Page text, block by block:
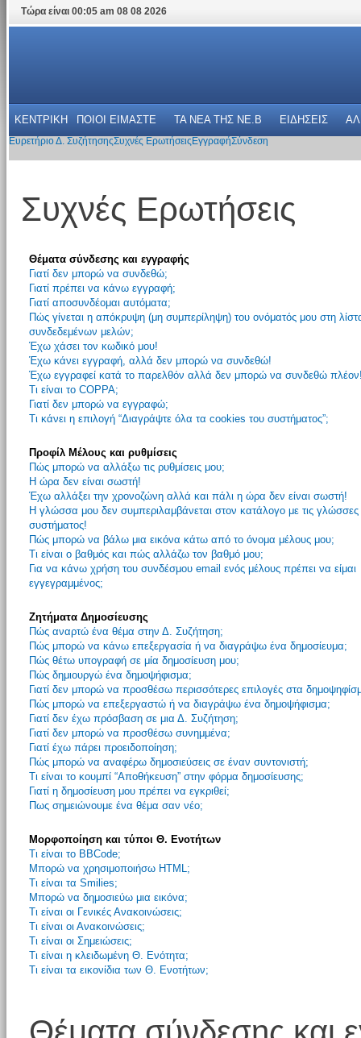
Τώρα είναι 00:05 am 08 08 2026
ΚΕΝΤΡΙΚΗ ΠΟΙΟΙ ΕΙΜΑΣΤΕ ΤΑ ΝΕΑ THΣ NE.B ΕΙΔΗΣΕΙΣ
Ευρετήριο Δ. ΣυζήτησηςΣυχνές Ερωτήσεις ΕγγραφήΣύνδεση
Συχνές Ερωτήσεις
Θέματα σύνδεσης και εγγραφής
Γιατί δεν μπορώ να συνδεθώ;
Γιατί πρέπει να κάνω εγγραφή;
Γιατί αποσυνδέομαι αυτόματα;
Πώς γίνεται η απόκρυψη (μη συμπερίληψη) του ονόματός μου στη
συνδεδεμένων μελών;
Έχω χάσει τον κωδικό μου!
Έχω κάνει εγγραφή, αλλά δεν μπορώ να συνδεθώ!
Έχω εγγραφεί κατά το παρελθόν αλλά δεν μπορώ να συνδεθώ
Τι είναι το COPPA;
Γιατί δεν μπορώ να εγγραφώ;
Τι κάνει η επιλογή “Διαγράψτε όλα τα cookies του συστήματος”;
Προφίλ Μέλους και ρυθμίσεις
Πώς μπορώ να αλλάξω τις ρυθμίσεις μου;
Η ώρα δεν είναι σωστή!
Έχω αλλάξει την χρονοζώνη αλλά και πάλι η ώρα δεν είναι σωστή!
Η γλώσσα μου δεν συμπεριλαμβάνεται στον κατάλογο με τις γλώσσες
συστήματος!
Πώς μπορώ να βάλω μια εικόνα κάτω από το όνομα μέλους μου;
Τι είναι ο βαθμός και πώς αλλάζω τον βαθμό μου;
Για να κάνω χρήση του συνδέσμου email ενός μέλους πρέπει να είμαι
εγγεγραμμένος;
Ζητήματα Δημοσίευσης
Πώς αναρτώ ένα θέμα στην Δ. Συζήτηση;
Πώς μπορώ να κάνω επεξεργασία ή να διαγράψω ένα δημοσίευμα;
Πώς θέτω υπογραφή σε μία δημοσίευση μου;
Πώς δημιουργώ ένα δημοψήφισμα;
Γιατί δεν μπορώ να προσθέσω περισσότερες επιλογές στα
Πώς μπορώ να επεξεργαστώ ή να διαγράψω ένα δημοψήφισμα;
Γιατί δεν έχω πρόσβαση σε μια Δ. Συζήτηση;
Γιατί δεν μπορώ να προσθέσω συνημμένα;
Γιατί έχω πάρει προειδοποίηση;
Πώς μπορώ να αναφέρω δημοσιεύσεις σε έναν συντονιστή;
Τι είναι το κουμπί “Αποθήκευση” στην φόρμα δημοσίευσης;
Γιατί η δημοσίευση μου πρέπει να εγκριθεί;
Πως σημειώνουμε ένα θέμα σαν νέο;
Μορφοποίηση και τύποι Θ. Ενοτήτων
Τι είναι το BBCode;
Μπορώ να χρησιμοποιήσω HTML;
Τι είναι τα Smilies;
Μπορώ να δημοσιεύω μια εικόνα;
Τι είναι οι Γενικές Ανακοινώσεις;
Τι είναι οι Ανακοινώσεις;
Τι είναι οι Σημειώσεις;
Τι είναι η κλειδωμένη Θ. Ενότητα;
Τι είναι τα εικονίδια των Θ. Ενοτήτων;